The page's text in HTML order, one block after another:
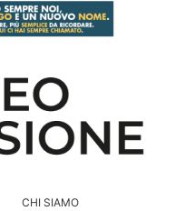
CHI SIAMO